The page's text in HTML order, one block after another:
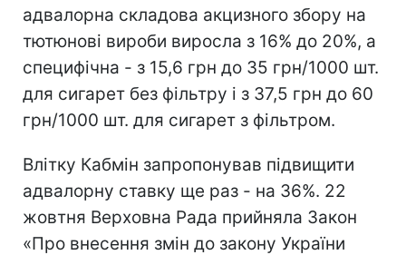
адвалорна складова акцизного збору на
тютюнові вироби виросла з 16% до 20%, а
специфічна - з 15,6 грн до 35 грн/1000 шт.
для сигарет без фільтру і з 37,5 грн до 60
грн/1000 шт. для сигарет з фільтром.
Влітку Кабмін запропонував підвищити
адвалорну ставку ще раз - на 36%. 22
жовтня Верховна Рада прийняла Закон
«Про внесення змін до закону України